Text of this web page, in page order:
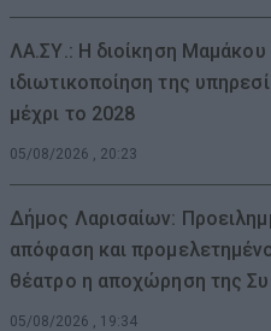
ΛΑ.ΣΥ.: Η διοίκηση Μαμάκου
ιδιωτικοποίηση της
μέχρι το 2028
05/08/2026 , 20:23
Δήμος Λαρισαίων:
απόφαση και
θέατρο η αποχώρηση της
05/08/2026 , 19:34